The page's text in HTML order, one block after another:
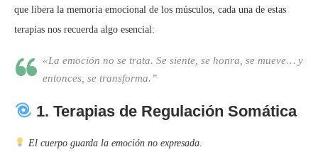
que libera la memoria emocional de los músculos, cada una de estas
terapias nos recuerda algo esencial:
«La emoción no se trata. Se siente, se honra, se mueve… y
entonces, se transforma.”
1.Terapias de Regulación Somática
El cuerpo guarda la emoción no expresada.